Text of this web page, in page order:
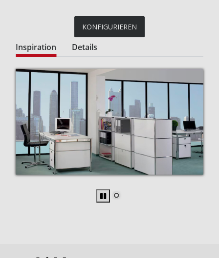
KONFIGURIEREN
Inspiration Details